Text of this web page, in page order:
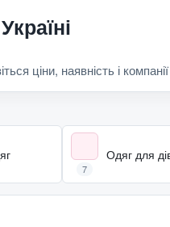
ціни, наявність і
Одяг для
7